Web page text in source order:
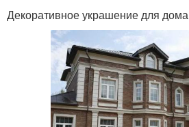
Декоративное украшение для дома